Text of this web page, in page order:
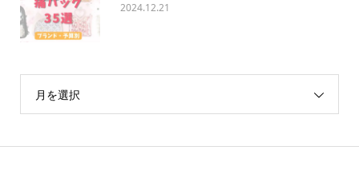
2024.12.21
月を選択